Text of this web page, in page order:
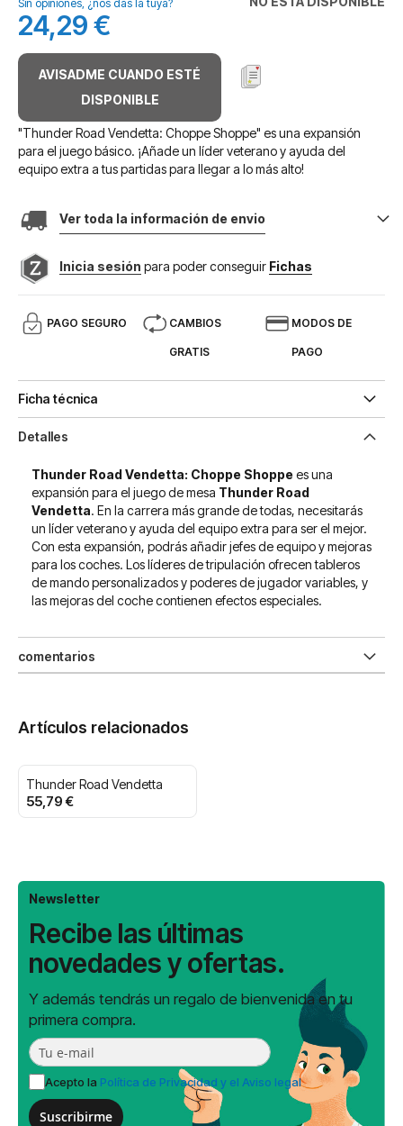
de
imágenes
Sin opiniones, ¿nos das la tuya?
24,29 €
AVISADME CUANDO ESTÉ
DISPONIBLE
"Thunder Road Vendetta: Choppe Shoppe" es una expansión
para el juego básico. ¡Añade un líder veterano y ayuda del
equipo extra a tus partidas para llegar a lo más alto!
Ver toda la información de envio
Inicia sesión para poder conseguir Fichas
PAGO SEGURO CAMBIOS
GRATIS
MODOS DE
PAGO
Ficha técnica
Detalles
Thunder Road Vendetta: Choppe Shoppe es una
expansión para el juego de mesa Thunder Road
Vendetta. En la carrera más grande de todas, necesitarás
un líder veterano y ayuda del equipo extra para ser el mejor.
Con esta expansión, podrás añadir jefes de equipo y mejoras
para los coches. Los líderes de tripulación ofrecen tableros
de mando personalizados y poderes de jugador variables, y
las mejoras del coche contienen efectos especiales.
comentarios
Artículos relacionados
Thunder Road Vendetta
55,79 €
Newsletter
Recibe las últimas
novedades y ofertas.
Y además tendrás un regalo de bienvenida en tu
primera compra.
Acepto la Política de Privacidad y el Aviso legal
Suscribirme